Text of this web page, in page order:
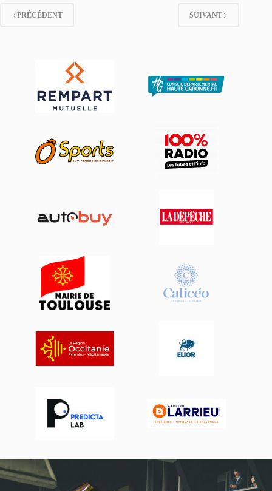
PRÉCÉDENT SUIVANT